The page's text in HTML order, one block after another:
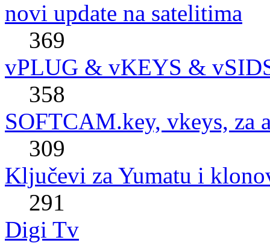
novi update na satelitima
369
vPLUG & vKEYS &
358
SOFTCAM.key, vkeys, za
309
Ključevi za Yumatu i
291
Digi Tv